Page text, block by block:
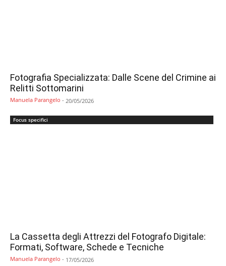
Fotografia Specializzata: Dalle Scene del Crimine ai
Relitti Sottomarini
Manuela Parangelo - 20/05/2026
Focus specifici
La Cassetta degli Attrezzi del Fotografo Digitale:
Formati, Software, Schede e Tecniche
Manuela Parangelo - 17/05/2026